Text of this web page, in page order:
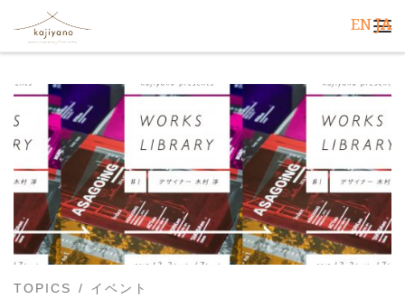
コンテンツへスキップ
TOPICS イベント
EN JA